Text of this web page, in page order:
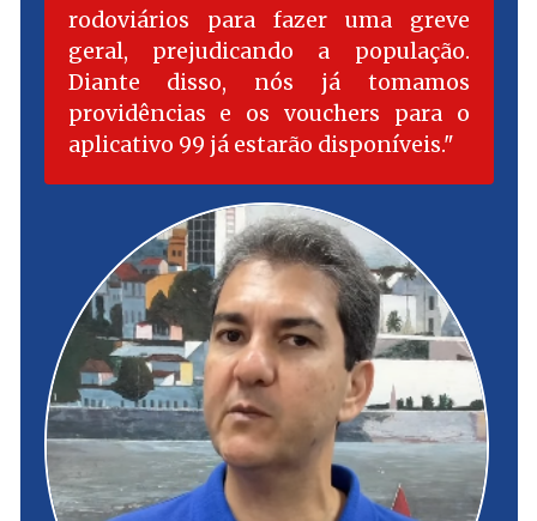
rodoviários para fazer uma greve
geral, prejudicando a população.
Diante disso, nós já tomamos
providências e os vouchers para o
aplicativo 99 já estarão disponíveis.